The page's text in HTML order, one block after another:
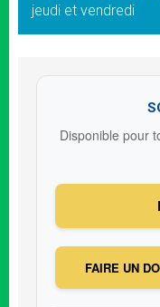
jeudi et vendredi
Disponible pour
FAIRE UN